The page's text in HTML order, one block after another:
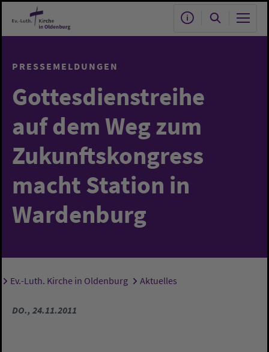
Zum Hauptinhalt springen
PRESSEMELDUNGEN
Gottesdienstreihe
auf dem Weg zum
Zukunftskongress
macht Station in
Wardenburg
Sie sind hier:
Ev.-Luth. Kirche in Oldenburg Aktuelles
DO., 24.11.2011